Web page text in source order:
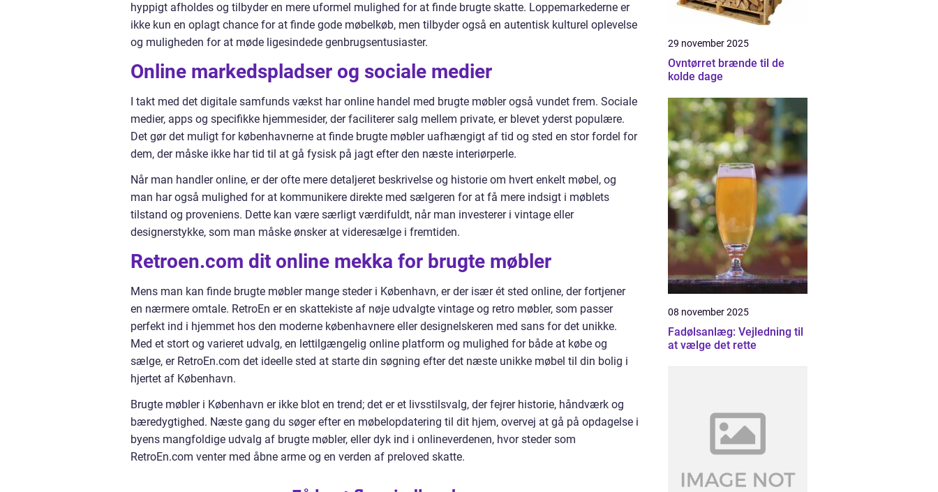
hyppigt afholdes og tilbyder en mere uformel mulighed for at finde brugte skatte. Loppemarkederne er
ikke kun en oplagt chance for at finde gode møbelkøb, men tilbyder også en autentisk kulturel oplevelse
og muligheden for at møde ligesindede genbrugsentusiaster.
Online markedspladser og sociale medier
I takt med det digitale samfunds vækst har online handel med brugte møbler også vundet frem. Sociale
medier, apps og specifikke hjemmesider, der faciliterer salg mellem private, er blevet yderst populære.
Det gør det muligt for københavnerne at finde brugte møbler uafhængigt af tid og sted en stor fordel for
dem, der måske ikke har tid til at gå fysisk på jagt efter den næste interiørperle.
Når man handler online, er der ofte mere detaljeret beskrivelse og historie om hvert enkelt møbel, og
man har også mulighed for at kommunikere direkte med sælgeren for at få mere indsigt i møblets
tilstand og proveniens. Dette kan være særligt værdifuldt, når man investerer i vintage eller
designerstykke, som man måske ønsker at videresælge i fremtiden.
Retroen.com dit online mekka for brugte møbler
Mens man kan finde brugte møbler mange steder i København, er der især ét sted online, der fortjener
en nærmere omtale. RetroEn er en skattekiste af nøje udvalgte vintage og retro møbler, som passer
perfekt ind i hjemmet hos den moderne københavnere eller designelskeren med sans for det unikke.
Med et stort og varieret udvalg, en lettilgængelig online platform og mulighed for både at købe og
sælge, er RetroEn.com det ideelle sted at starte din søgning efter det næste unikke møbel til din bolig i
hjertet af København.
Brugte møbler i København er ikke blot en trend; det er et livsstilsvalg, der fejrer historie, håndværk og
bæredygtighed. Næste gang du søger efter en møbelopdatering til dit hjem, overvej at gå på opdagelse i
byens mangfoldige udvalg af brugte møbler, eller dyk ind i onlineverdenen, hvor steder som
RetroEn.com venter med åbne arme og en verden af preloved skatte.
29 november 2025
Ovntørret brænde til de
kolde dage
08 november 2025
Fadølsanlæg: Vejledning til
at vælge det rette